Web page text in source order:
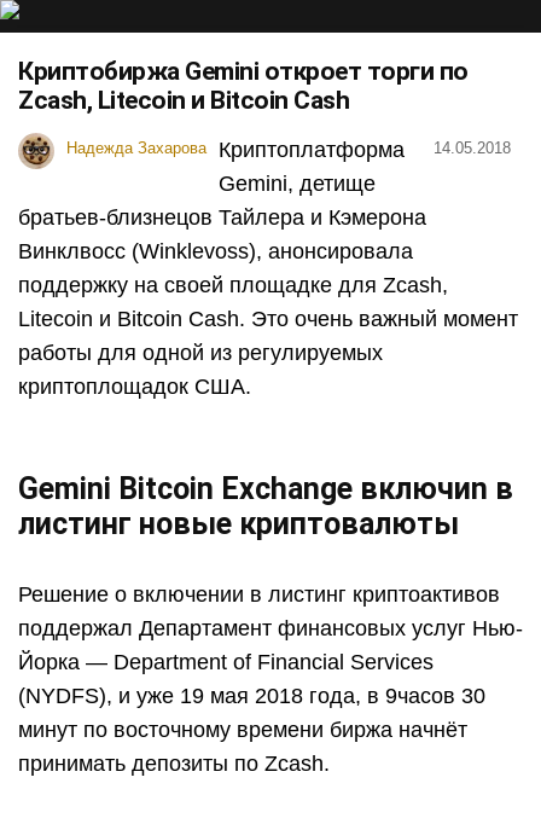
Криптобиржа Gemini откроет торги по
Zcash, Litecoin и Bitcoin Cash
Надежда Захарова 14.05.2018
Криптоплатформа
Gemini, детище
братьев-близнецов Тайлера и Кэмерона
Винклвосс (Winklevoss), анонсировала
поддержку на своей площадке для Zcash,
Litecoin и Bitcoin Cash. Это очень важный момент
работы для одной из регулируемых
криптоплощадок США.
Gemini Bitcoin Exchange включиn в
листинг новые криптовалюты
Решение о включении в листинг криптоактивов
поддержал Департамент финансовых услуг Нью-
Йорка — Department of Financial Services
(NYDFS), и уже 19 мая 2018 года, в 9часов 30
минут по восточному времени биржа начнёт
принимать депозиты по Zcash.